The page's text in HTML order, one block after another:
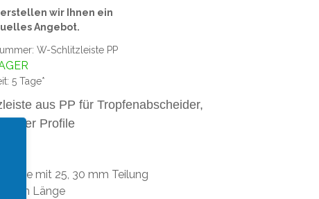
wir Ihnen ein
Angebot.
W-Schlitzleiste PP
5 Tage*
aus PP für Tropfenabscheider,
Profile
mit 25, 30 mm Teilung
2,0m Länge